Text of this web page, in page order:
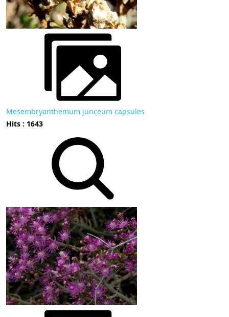
Mesembryanthemum junceum capsules
Hits : 1643